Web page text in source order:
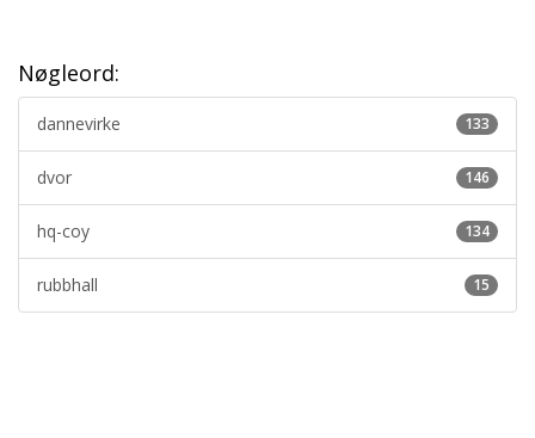
Nøgleord:
133
dannevirke
146
dvor
134
hq-coy
15
rubbhall